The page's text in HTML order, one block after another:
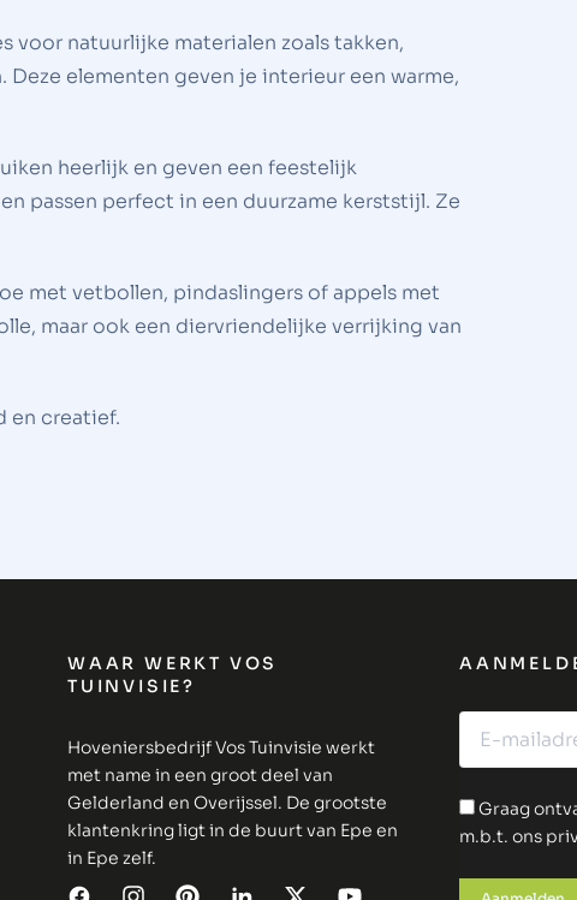
voor natuurlijke materialen zoals takken,
elementen geven je interieur een warme,
heerlijk en geven een feestelijk
passen perfect in een duurzame kerststijl. Ze
met vetbollen, pindaslingers of appels met
maar ook een diervriendelijke verrijking van
en creatief.
WAAR WERKT VOS
TUINVISIE?
Hoveniersbedrijf Vos Tuinvisie werkt
met name in een groot deel van
Gelderland en Overijssel. De grootste
klantenkring ligt in de buurt van Epe en
in Epe zelf.
Graag
m.b.t. ons